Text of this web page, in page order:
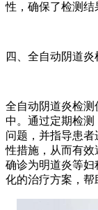
性，确保了检测结
四、全自动阴道炎
全自动阴道炎检
中。通过定期检
问题，并指导患
性措施，从而有效
确诊为明道炎等
化的治疗方案，帮